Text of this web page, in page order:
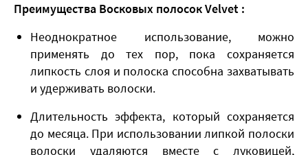
Преимущества Восковых полосок Velvet :
Неоднократное использование, можно
применять до тех пор, пока сохраняется
липкость слоя и полоска способна захватывать
и удерживать волоски.
Длительность эффекта, который сохраняется
до месяца. При использовании липкой полоски
волоски удаляются вместе с луковицей,